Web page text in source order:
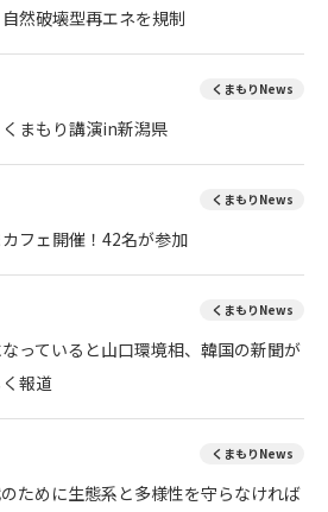
然破壊型再エネを規制
くまもりNews
まもり講演in新潟県
くまもりNews
フェ開催！42名が参加
くまもりNews
っていると山口環境相、韓国の新聞が
報道
くまもりNews
ために生態系と多様性を守らなければ